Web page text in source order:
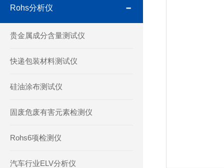
Rohs分析仪
贵金属成分含量测试仪
快递包装材料测试仪
硅油涂布测试仪
固废危废有害元素检测仪
Rohs6项检测仪
汽车行业ELV分析仪